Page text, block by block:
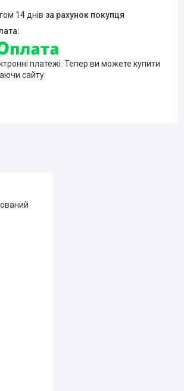
14 днів за рахунок покупця
платежі. Тепер ви можете купити
сайту.